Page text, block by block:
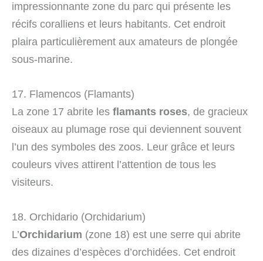
impressionnante zone du parc qui présente les
récifs coralliens et leurs habitants. Cet endroit
plaira particulièrement aux amateurs de plongée
sous-marine.
17. Flamencos (Flamants)
La zone 17 abrite les flamants roses, de gracieux
oiseaux au plumage rose qui deviennent souvent
l’un des symboles des zoos. Leur grâce et leurs
couleurs vives attirent l’attention de tous les
visiteurs.
18. Orchidario (Orchidarium)
L’Orchidarium (zone 18) est une serre qui abrite
des dizaines d’espèces d’orchidées. Cet endroit